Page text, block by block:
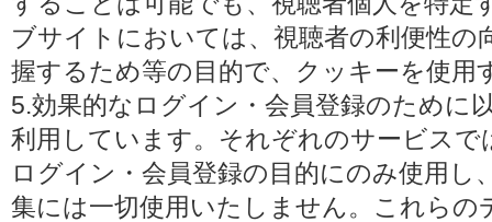
ブサイトにおいては、視聴者の利便性の
握するため等の目的で、クッキーを使用
5.効果的なログイン・会員登録のために
利用しています。それぞれのサービス
ログイン・会員登録の目的にのみ使用し
集には一切使用いたしません。これらの